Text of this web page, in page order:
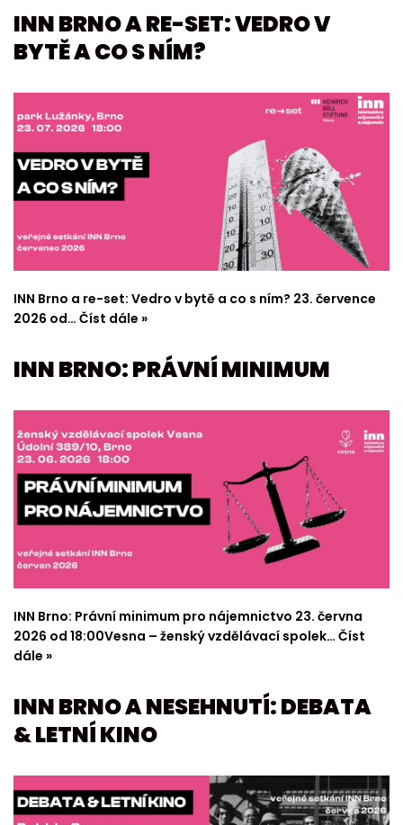
INN BRNO A RE-SET: VEDRO V
BYTĚ A CO S NÍM?
INN Brno a re-set: Vedro v bytě a co s ním? 23. července
2026 od… Číst dále »
INN BRNO: PRÁVNÍ MINIMUM
INN Brno: Právní minimum pro nájemnictvo 23. června
2026 od 18:00Vesna – ženský vzdělávací spolek… Číst
dále »
INN BRNO A NESEHNUTÍ: DEBATA
& LETNÍ KINO